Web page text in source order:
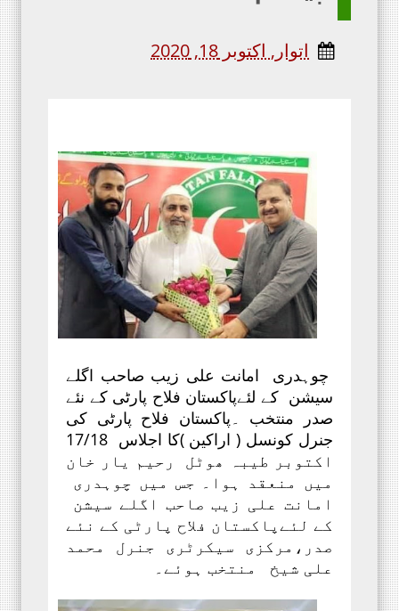
اتوار, اکتوبر 18, 2020
چوہدری امانت علی زیب صاحب اگلے
سیشن کے لئےپاکستان فلاح پارٹی کے نئے
صدر منتخب ۔پاکستان فلاح پارٹی کی
جنرل کونسل ( اراکین )کا اجلاس 17/18
اکتوبر طیبہ ھوٹل رحیم یار خان
میں منعقد ہوا۔ جس میں چوہدری
امانت علی زیب صاحب اگلے سیشن
کے لئےپاکستان فلاح پارٹی کے نئے
صدر،مرکزی سیکرٹری جنرل محمد
علی شیخ منتخب ہوئے۔